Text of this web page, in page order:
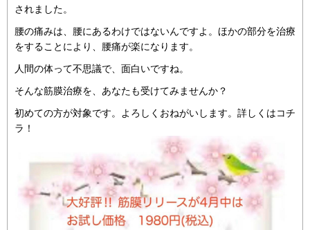
されました。
腰の痛みは、腰にあるわけではないんですよ。ほかの部分を治療
をすることにより、腰痛が楽になります。
人間の体って不思議で、面白いですね。
そんな筋膜治療を、あなたも受けてみませんか？
初めての方が対象です。よろしくおねがいします。詳しくはコチ
ラ！